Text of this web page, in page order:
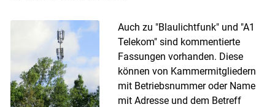
Auch zu "Blaulichtfunk" und "A1
Telekom" sind kommentierte
Fassungen vorhanden. Diese
können von Kammermitgliedern
mit Betriebsnummer oder Name
mit Adresse und dem Betreff